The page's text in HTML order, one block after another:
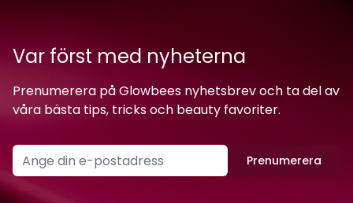
Var först med nyheterna
Prenumerera på Glowbees nyhetsbrev och ta del av
våra bästa tips, tricks och beauty favoriter.
Prenumerera